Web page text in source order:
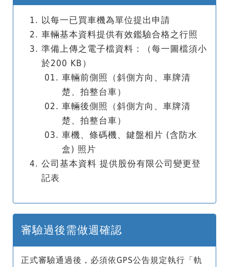
以每一已買車機為單位提出申請
車輛基本資料提供有效鑑驗合格之行照
準備上傳之電子檔資料：（每一圖檔須小
於200 KB）
車輛前側照（斜側方向、車牌清
楚、拍整台車）
車輛後側照（斜側方向、車牌清
楚、拍整台車）
車機、條碼機、鍵盤相片 (含防水
盒) 照片
公司基本資料 提供股份有限公司變更登
記表
審驗過後需做週確認
正式審驗通過後，必須依GPS公告規定執行「軌